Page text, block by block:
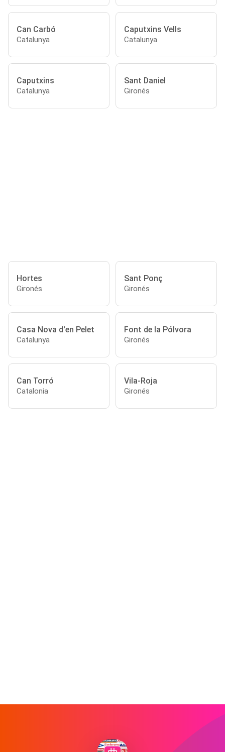
Can Carbó
Catalunya
Caputxins Vells
Catalunya
Caputxins
Catalunya
Sant Daniel
Gironés
Hortes
Gironés
Sant Ponç
Gironés
Casa Nova d'en Pelet
Catalunya
Font de la Pólvora
Gironés
Can Torró
Catalonia
Vila-Roja
Gironés